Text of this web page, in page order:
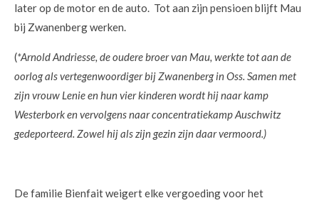
later op de motor en de auto. Tot aan zijn pensioen blijft Mau
bij Zwanenberg werken.
(*Arnold Andriesse, de oudere broer van Mau, werkte tot aan de
oorlog als vertegenwoordiger bij Zwanenberg in Oss. Samen met
zijn vrouw Lenie en hun vier kinderen wordt hij naar kamp
Westerbork en vervolgens naar concentratiekamp Auschwitz
gedeporteerd. Zowel hij als zijn gezin zijn daar vermoord.)
De familie Bienfait weigert elke vergoeding voor het